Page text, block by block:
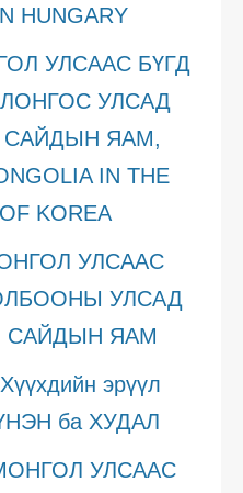
HUNGARY
УЛСААС БҮГД
УЛСАД
САЙДЫН ЯАМ,
IN THE
KOREA
УЛСААС
УЛСАД
САЙДЫН ЯАМ
Хүүхдийн эрүүл
ба ХУДАЛ
УЛСААС